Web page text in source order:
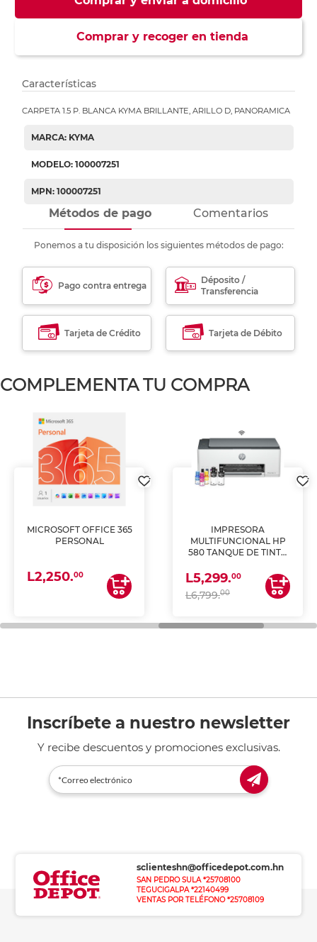
Comprar y recoger en tienda
Características
CARPETA 1.5 P. BLANCA KYMA BRILLANTE, ARILLO D, PANORAMICA
MARCA: KYMA
MODELO: 100007251
MPN: 100007251
Métodos de pago Comentarios
Ponemos a tu disposición los siguientes métodos de pago:
Pago contra entrega
Déposito /
Transferencia
Tarjeta de Crédito Tarjeta de Débito
COMPLEMENTA TU COMPRA
MICROSOFT OFFICE 365
PERSONAL
L2,250.00
IMPRESORA
MULTIFUNCIONAL HP
580 TANQUE DE TINTA
ESCANEA)
L5,299.00
L6,799.00
Inscríbete a nuestro newsletter
Y recibe descuentos y promociones exclusivas.
sclienteshn@officedepot.com.hn
SAN PEDRO SULA *25708100
TEGUCIGALPA *22140499
VENTAS POR TELÉFONO *25708109